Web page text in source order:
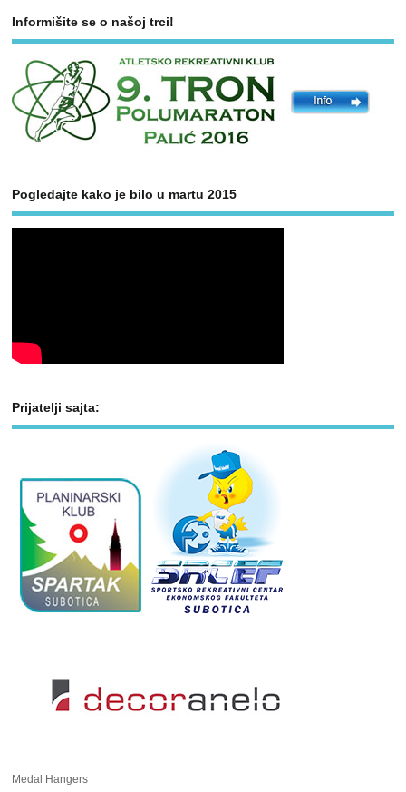
Informišite se o našoj trci!
Pogledajte kako je bilo u martu 2015
Prijatelji sajta:
Medal Hangers